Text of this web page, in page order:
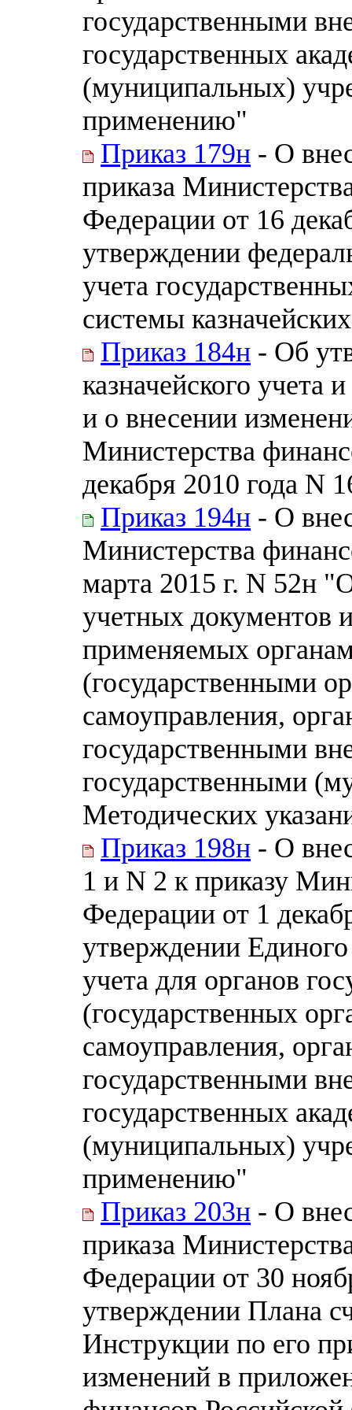
государственными
государственных
(муниципальных)
применению"
Приказ 179н - О
приказа
Федерации от 16
утверждении
учета
системы
Приказ 184н - Об
казначейского
и о внесении
Министерства
декабря 2010 года N
Приказ 194н - О
Министерства
марта 2015 г. N 52н
учетных документов
применяемых
(государственными
самоуправления,
государственными
государственными
Методических
Приказ 198н - О
1 и N 2 к приказу
Федерации от 1
утверждении Единого
учета для органов
(государственных
самоуправления,
государственными
государственных
(муниципальных)
применению"
Приказ 203н - О
приказа
Федерации от 30
утверждении Плана
Инструкции по его
изменений в